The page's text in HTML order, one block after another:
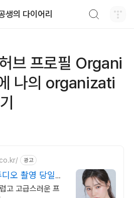
생의 다이어리
브 프로필 Organi
나의 organizati
광고
오 촬영 당일
고 고급스러운 프